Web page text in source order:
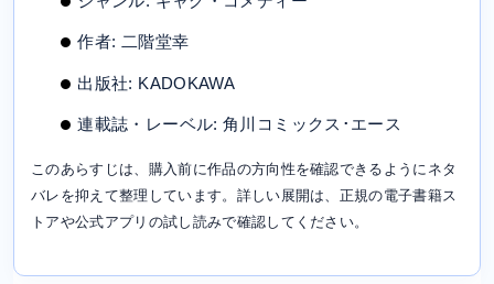
作者: 二階堂幸
出版社: KADOKAWA
連載誌・レーベル: 角川コミックス･エース
このあらすじは、購入前に作品の方向性を確認できるようにネタ
バレを抑えて整理しています。詳しい展開は、正規の電子書籍ス
トアや公式アプリの試し読みで確認してください。